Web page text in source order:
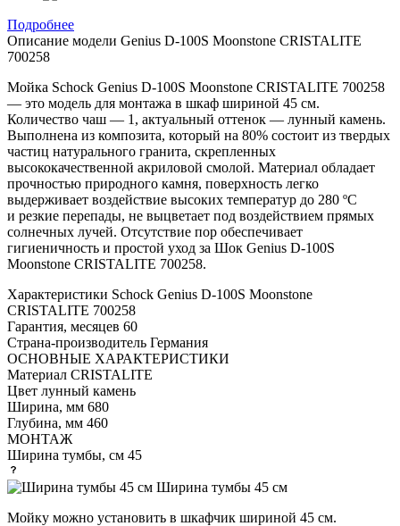
Подробнее
Описание модели Genius D-100S Moonstone CRISTALITE
700258
Мойка Schock Genius D-100S Moonstone CRISTALITE 700258
— это модель для монтажа в шкаф шириной 45 см.
Количество чаш — 1, актуальный оттенок — лунный камень.
Выполнена из композита, который на 80% состоит из твердых
частиц натурального гранита, скрепленных
высококачественной акриловой смолой. Материал обладает
прочностью природного камня, поверхность легко
выдерживает воздействие высоких температур до 280 ºС
и резкие перепады, не выцветает под воздействием прямых
солнечных лучей. Отсутствие пор обеспечивает
гигиеничность и простой уход за Шок Genius D-100S
Moonstone CRISTALITE 700258.
Характеристики Schock Genius D-100S Moonstone
CRISTALITE 700258
Гарантия, месяцев 60
Страна-производитель Германия
ОСНОВНЫЕ ХАРАКТЕРИСТИКИ
Материал CRISTALITE
Цвет лунный камень
Ширина, мм 680
Глубина, мм 460
МОНТАЖ
Ширина тумбы, см 45
Ширина тумбы 45 см
Мойку можно установить в шкафчик шириной 45 см.